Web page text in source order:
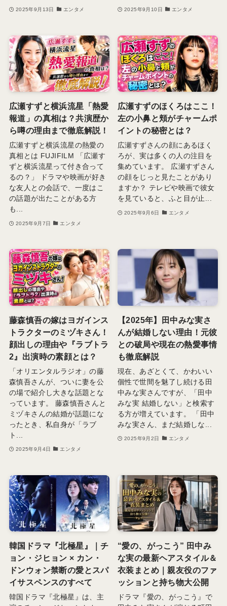
2025年9月13日 エンタメ 2025年9月10日 エンタメ
広瀬すずと横浜流星「熱愛
報道」の真相は？共演歴か
ら噂の理由まで徹底解説！
広瀬すずと横浜流星の熱愛の
真相とは FUJIFILM 「広瀬す
ずと横浜流星って付き合って
るの？」 ドラマや映画が好き
な友人との会話で、一度はこ
の話題が出たことがある方
も...
2025年9月7日 エンタメ
広瀬すずのほくろはここ！
左の小鼻と頬がチャームポ
イントの秘密とは？
広瀬すずさんの顔にあるほく
ろが、実は多くの人の注目を
集めています。 広瀬すずさん
の顔をじっと見たことがあり
ますか？ テレビや映画で彼女
を見ていると、ふと目が止...
2025年9月6日 エンタメ
藤森慎吾の嫁はヨガインス
トラクターのミヅキさん！
顔出しの理由や『ラブトラ
2』出演時の素顔とは？
「オリエンタルラジオ」の藤
森慎吾さんが、ついに妻を公
の場で紹介し大きな話題とな
っています。 藤森慎吾さんと
ミヅキさんの結婚が話題にな
ったとき、私自身が「ラブ
ト...
2025年9月4日 エンタメ
【2025年】田中みな実さ
んが結婚しない理由！元彼
との破局や現在の熱愛事情
も徹底解説
現在、あざとくて、かわいい
個性で世間を魅了し続ける田
中みな実さんですが、「田中
みな実 結婚しない」と検索す
る方が増えています。 「田中
みな実さん、まだ結婚しな...
2025年9月2日 エンタメ
韓国ドラマ『北極星』｜チ
ョン・ジヒョン × カン・
ドンウォン禁断の愛とスパ
イサスペンスのすべて
韓国ドラマ『北極星』は、主
“愛の、がっこう” 田中み
な実の最新ヘアスタイル＆
衣装まとめ｜親友役のファ
ッションと持ち物大公開
ドラマ『愛の、がっこう』で